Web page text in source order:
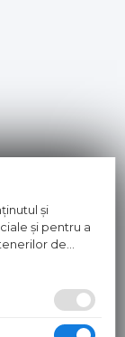
Ofertele sunt
și
și pentru a
de
cu privire
le pot combina
urma folosirii